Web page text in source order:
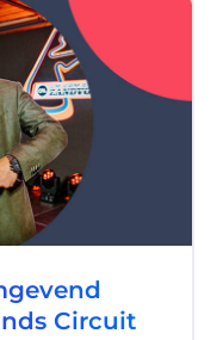
Circuit